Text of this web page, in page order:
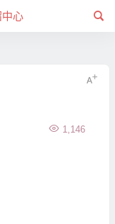
心
1,146